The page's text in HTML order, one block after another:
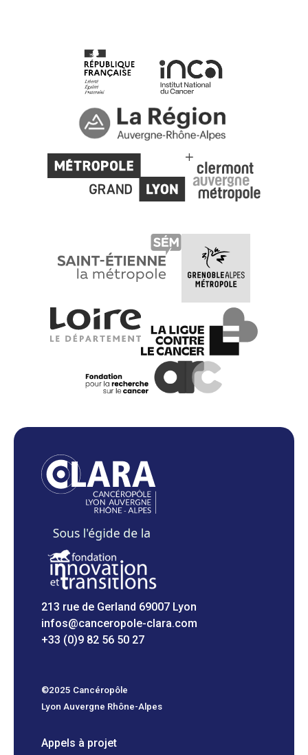
213 rue de Gerland 69007 Lyon
infos@canceropole-clara.com
+33 (0)9 82 56 50 27
©2025 Cancéropôle
Lyon Auvergne Rhône-Alpes
Appels à projet